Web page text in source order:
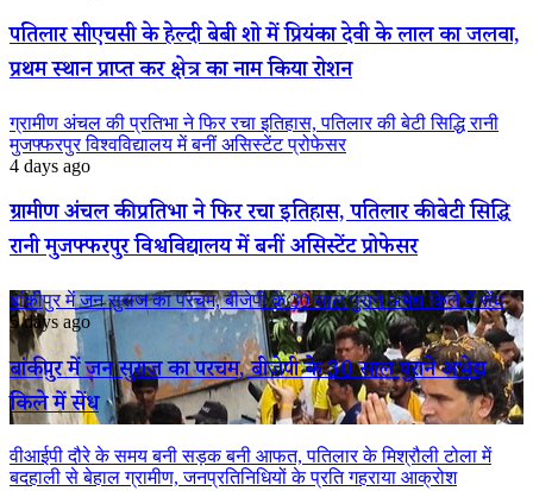
पतिलार सीएचसी के हेल्दी बेबी शो में प्रियंका देवी के लाल का जलवा,
प्रथम स्थान प्राप्त कर क्षेत्र का नाम किया रोशन
ग्रामीण अंचल की प्रतिभा ने फिर रचा इतिहास, पतिलार की बेटी सिद्धि रानी
मुजफ्फरपुर विश्वविद्यालय में बनीं असिस्टेंट प्रोफेसर
4 days ago
ग्रामीण अंचल की प्रतिभा ने फिर रचा इतिहास, पतिलार की बेटी सिद्धि
रानी मुजफ्फरपुर विश्वविद्यालय में बनीं असिस्टेंट प्रोफेसर
बांकीपुर में जन सुराज का परचम, बीजेपी के 30 साल पुराने अभेद्य किले में सेंध
5 days ago
बांकीपुर में जन सुराज का परचम, बीजेपी के 30 साल पुराने अभेद्य
किले में सेंध
वीआईपी दौरे के समय बनी सड़क बनी आफत, पतिलार के मिश्रौली टोला में
बदहाली से बेहाल ग्रामीण, जनप्रतिनिधियों के प्रति गहराया आक्रोश